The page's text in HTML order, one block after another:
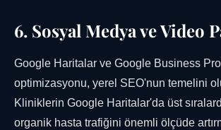
6. Sosyal Medya ve Video
Google Haritalar ve Google Business
optimizasyonu, yerel SEO'nun temelini
Kliniklerin Google Haritalar'da üst
organik hasta trafiğini önemli ölçüde